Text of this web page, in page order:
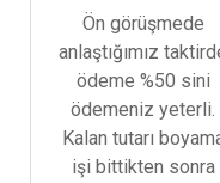
Ön görüşmede
anlaştığımız
ödeme %50 sini
ödemeniz yeterli.
Kalan tutarı
işi bittikten sonra